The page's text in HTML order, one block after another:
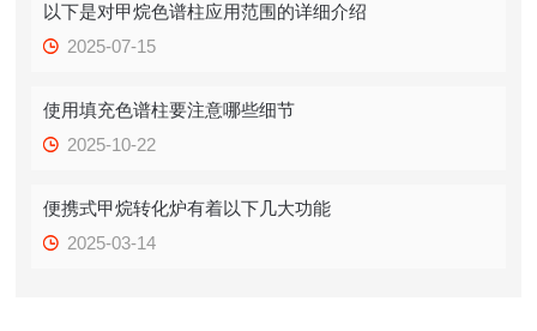
以下是对甲烷色谱柱应用范围的详细介绍
2025-07-15
使用填充色谱柱要注意哪些细节
2025-10-22
便携式甲烷转化炉有着以下几大功能
2025-03-14